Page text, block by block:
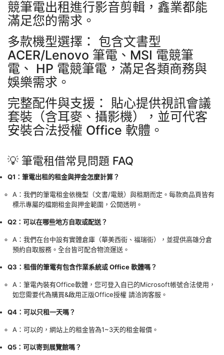
競筆電出租進行影音剪輯，鑫業都能
滿足您的需求。
多款機型選擇： 包含文書型
ACER/Lenovo 筆電、MSI 電競筆
電、 HP 電競筆電，滿足各類商務與
娛樂需求。
完整配件與支援： 貼心提供視訊會議
套裝（含耳麥、攝影機），並可代客
安裝合法授權 Office 軟體。
💡 筆電租借常見問題 FAQ
Q1：筆電出租的租金與押金怎麼計算？
A：我們的筆電租金依機型（文書/電競）與租期而定。每款商品頁皆有
標示專屬的檔期租金與押金範圍，公開透明。
Q2：可以在哪些地方自取或配送？
A：我們在台中設有實體倉庫（華美西街、福瑞街），並提供高雄分倉
預約自取服務。全台皆可配合物流運送。
Q3：租借的筆電有包含作業系統或 Office 軟體嗎？
A：筆電內裝有Office軟體，您可登入自已的Microsoft帳號合法使用，
如您需要代為購買&啟用正版Office授權 請洽詢客服。
Q4：可以只租一天嗎？
A：可以的，網站上的租金皆為1~3天的租金報價。
Q5：可以寄到展覽館嗎？